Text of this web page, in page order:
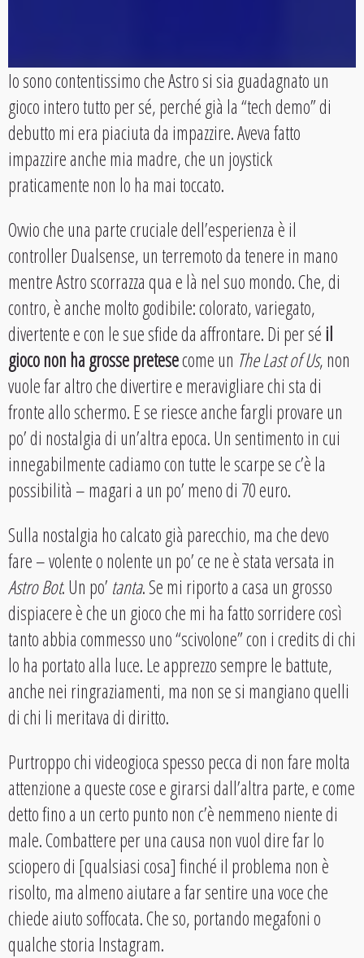
Io sono contentissimo che Astro si sia guadagnato un
gioco intero tutto per sé, perché già la “tech demo” di
debutto mi era piaciuta da impazzire. Aveva fatto
impazzire anche mia madre, che un joystick
praticamente non lo ha mai toccato.
Ovvio che una parte cruciale dell’esperienza è il
controller Dualsense, un terremoto da tenere in mano
mentre Astro scorrazza qua e là nel suo mondo. Che, di
contro, è anche molto godibile: colorato, variegato,
divertente e con le sue sfide da affrontare. Di per séil
gioco non ha grosse pretesecome un The Last of Us, non
vuole far altro che divertire e meravigliare chi sta di
fronte allo schermo. E se riesce anche fargli provare un
po’ di nostalgia di un’altra epoca. Un sentimento in cui
innegabilmente cadiamo con tutte le scarpe se c’è la
possibilità – magari a un po’ meno di 70 euro.
Sulla nostalgia ho calcato già parecchio, ma che devo
fare – volente o nolente un po’ ce ne è stata versata in
Astro Bot. Un po’ tanta. Se mi riporto a casa un grosso
dispiacere è che un gioco che mi ha fatto sorridere così
tanto abbia commesso uno “scivolone” con i credits di chi
lo ha portato alla luce. Le apprezzo sempre le battute,
anche nei ringraziamenti, ma non se si mangiano quelli
di chi li meritava di diritto.
Purtroppo chi videogioca spesso pecca di non fare molta
attenzione a queste cose e girarsi dall’altra parte, e come
detto fino a un certo punto non c’è nemmeno niente di
male. Combattere per una causa non vuol dire far lo
sciopero di [qualsiasi cosa] finché il problema non è
risolto, ma almeno aiutare a far sentire una voce che
chiede aiuto soffocata. Che so, portando megafoni o
qualche storia Instagram.